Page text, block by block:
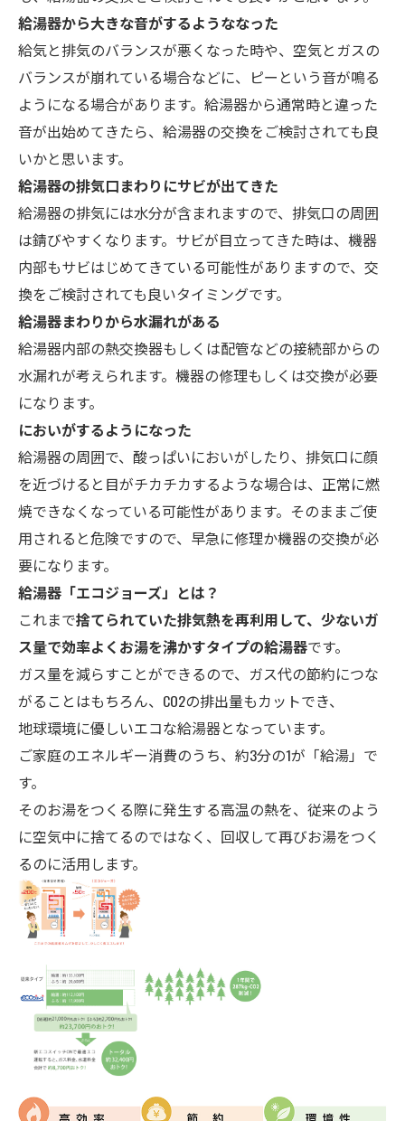
給湯器から大きな音がするようななった
給気と排気のバランスが悪くなった時や、空気とガスの
バランスが崩れている場合などに、ピーという音が鳴る
ようになる場合があります。給湯器から通常時と違った
音が出始めてきたら、給湯器の交換をご検討されても良
いかと思います。
給湯器の排気口まわりにサビが出てきた
給湯器の排気には水分が含まれますので、排気口の周囲
は錆びやすくなります。サビが目立ってきた時は、機器
内部もサビはじめてきている可能性がありますので、交
換をご検討されても良いタイミングです。
給湯器まわりから水漏れがある
給湯器内部の熱交換器もしくは配管などの接続部からの
水漏れが考えられます。機器の修理もしくは交換が必要
になります。
においがするようになった
給湯器の周囲で、酸っぱいにおいがしたり、排気口に顔
を近づけると目がチカチカするような場合は、正常に燃
焼できなくなっている可能性があります。そのままご使
用されると危険ですので、早急に修理か機器の交換が必
要になります。
給湯器「エコジョーズ」とは？
これまで捨てられていた排気熱を再利用して、少ないガ
ス量で効率よくお湯を沸かすタイプの給湯器です。
ガス量を減らすことができるので、ガス代の節約につな
がることはもちろん、CO2の排出量もカットでき、
地球環境に優しいエコな給湯器となっています。
ご家庭のエネルギー消費のうち、約3分の1が「給湯」で
す。
そのお湯をつくる際に発生する高温の熱を、従来のよう
に空気中に捨てるのではなく、回収して再びお湯をつく
るのに活用します。